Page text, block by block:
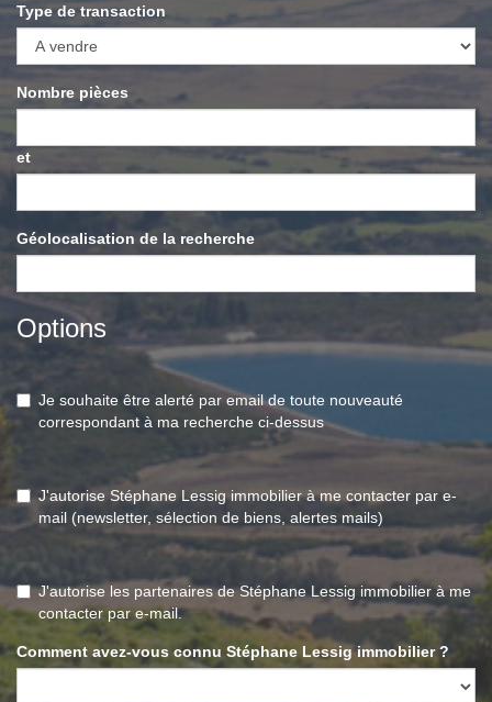
Type de transaction
Nombre pièces
et
Géolocalisation de la recherche
Options
Je souhaite être alerté par email de toute nouveauté
correspondant à ma recherche ci-dessus
J'autorise Stéphane Lessig immobilier à me contacter par e-
mail (newsletter, sélection de biens, alertes mails)
J'autorise les partenaires de Stéphane Lessig immobilier à me
contacter par e-mail.
Comment avez-vous connu Stéphane Lessig immobilier ?